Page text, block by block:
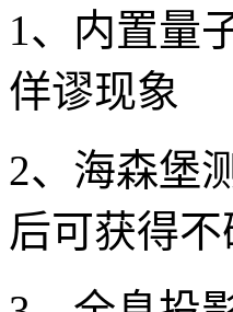
1、内置量
佯谬现象
2、海森堡
后可获得